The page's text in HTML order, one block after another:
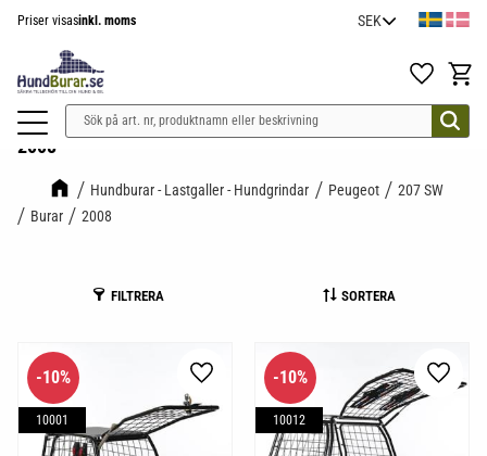
Priser visasinkl. moms
Favoriter
2008
Hundburar - Lastgaller - Hundgrindar Peugeot
207 SW
Burar
2008
FILTRERA SORTERA
10%
10001
Lägg till i favoriter
10%
10012
Lägg